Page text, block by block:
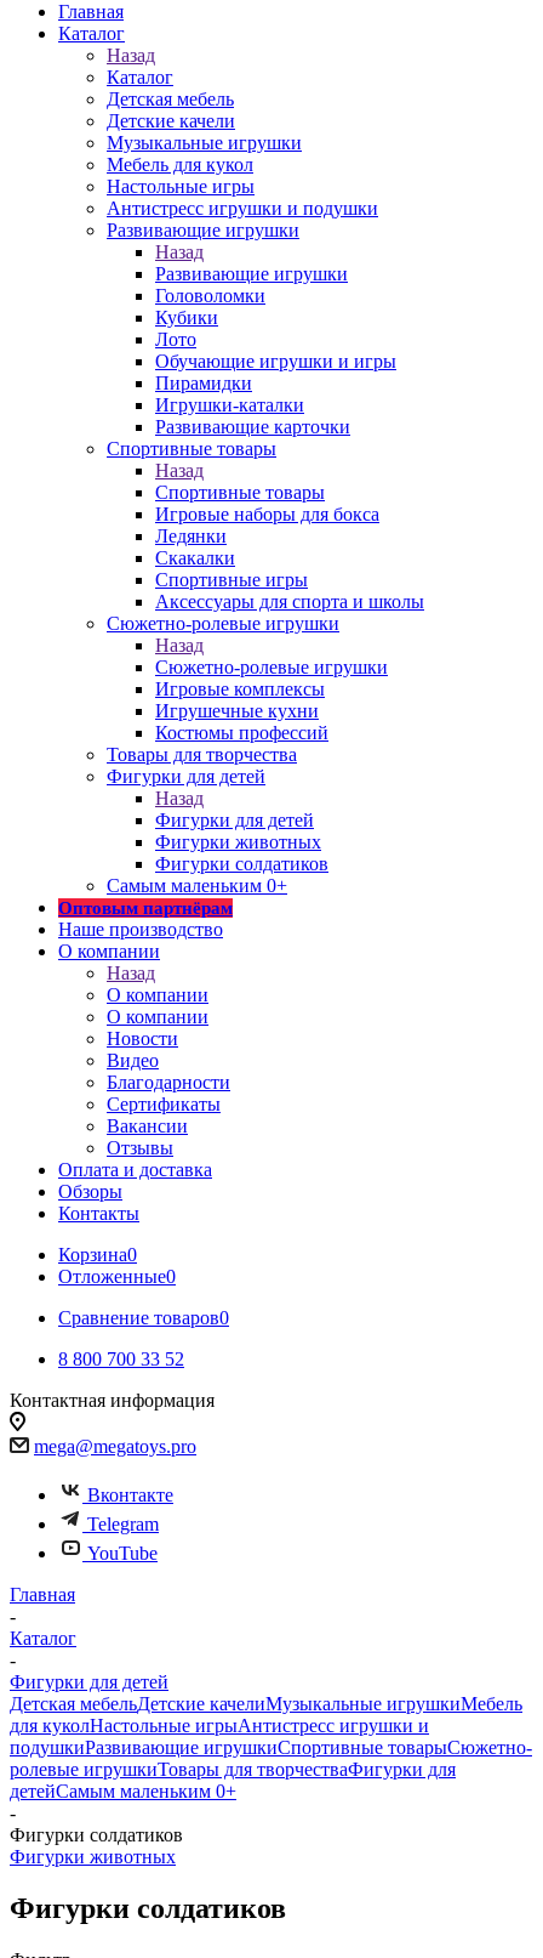
Главная
Каталог
Назад
Каталог
Детская мебель
Детские качели
Музыкальные игрушки
Мебель для кукол
Настольные игры
Антистресс игрушки и подушки
Развивающие игрушки
Назад
Развивающие игрушки
Головоломки
Кубики
Лото
Обучающие игрушки и игры
Пирамидки
Игрушки-каталки
Развивающие карточки
Спортивные товары
Назад
Спортивные товары
Игровые наборы для бокса
Ледянки
Скакалки
Спортивные игры
Аксессуары для спорта и школы
Сюжетно-ролевые игрушки
Назад
Сюжетно-ролевые игрушки
Игровые комплексы
Игрушечные кухни
Костюмы профессий
Товары для творчества
Фигурки для детей
Назад
Фигурки для детей
Фигурки животных
Фигурки солдатиков
Самым маленьким 0+
Оптовым партнёрам
Наше производство
О компании
Назад
О компании
О компании
Новости
Видео
Благодарности
Сертификаты
Вакансии
Отзывы
Оплата и доставка
Обзоры
Контакты
Корзина0
Отложенные0
Сравнение товаров0
8 800 700 33 52
Контактная информация
mega@megatoys.pro
Вконтакте
Telegram
YouTube
Главная
-
Каталог
-
Фигурки для детей
Детская мебельДетские качелиМузыкальные игрушкиМебель
для куколНастольные игрыАнтистресс игрушки и
подушкиРазвивающие игрушкиСпортивные товарыСюжетно-
ролевые игрушкиТовары для творчестваФигурки для
детейСамым маленьким 0+
-
Фигурки солдатиков
Фигурки животных
Фигурки солдатиков